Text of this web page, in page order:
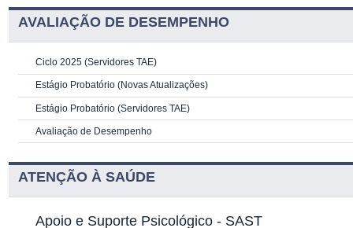
AVALIAÇÃO DE DESEMPENHO
Ciclo 2025 (Servidores TAE)
Estágio Probatório (Novas Atualizações)
Estágio Probatório (Servidores TAE)
Avaliação de Desempenho
ATENÇÃO À SAÚDE
Apoio e Suporte Psicológico - SAST